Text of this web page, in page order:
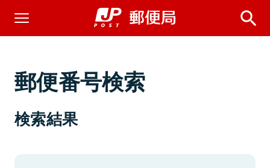
郵便番号検索
検索結果